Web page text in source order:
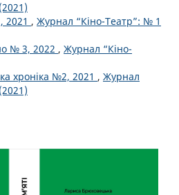
2021 , Журнал “Кіно-Театр”: № 1
№ 3, 2022 , Журнал “Кіно-
хроніка №2, 2021 , Журнал